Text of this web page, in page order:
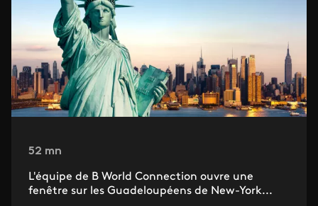
52 mn
L'équipe de B World Connection ouvre une
fenêtre sur les Guadeloupéens de New-York...